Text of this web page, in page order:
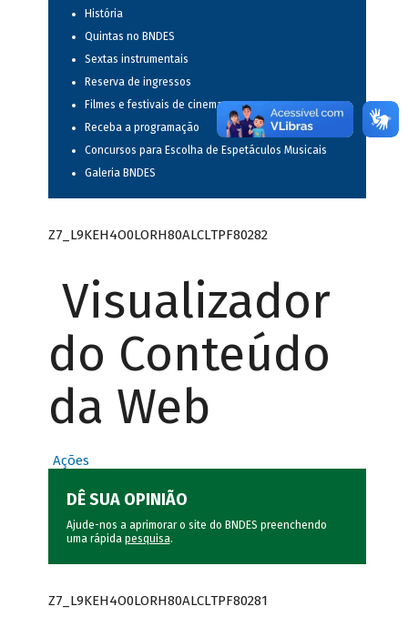
História
Quintas no BNDES
Sextas instrumentais
Reserva de ingressos
Filmes e festivais de cinema
Receba a programação
Concursos para Escolha de Espetáculos Musicais
Galeria BNDES
Z7_L9KEH4O0LORH80ALCLTPF80282
Visualizador
do Conteúdo
da Web
Ações
DÊ SUA OPINIÃO
Ajude-nos a aprimorar o site do BNDES preenchendo
uma rápida pesquisa.
Z7_L9KEH4O0LORH80ALCLTPF80281